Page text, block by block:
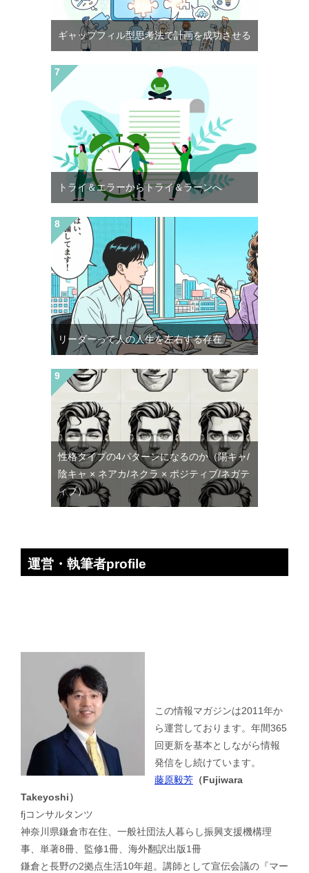
ギャップフィル型思考法で計画を成功させる
トライ＆エラーからトライ＆ラーンへ
リーダーって人の人生を左右する存在
性格タイプの4パターンになるのか（陽キャ/
陰キャ × ネアカ/ネクラ × ポジティブ/ネガテ
ィブ）
運営・執筆者profile
この情報マガジンは2011年か
ら運営しております。年間365
回更新を基本としながら情報
発信をし続けています。
藤原毅芳 （Fujiwara
Takeyoshi）
fjコンサルタンツ
神奈川県鎌倉市在住、一般社団法人暮らし振興支援機構理
事、単著8冊、監修1冊、海外翻訳出版1冊
鎌倉と長野の2拠点生活10年超。講師として宣伝会議の『マー